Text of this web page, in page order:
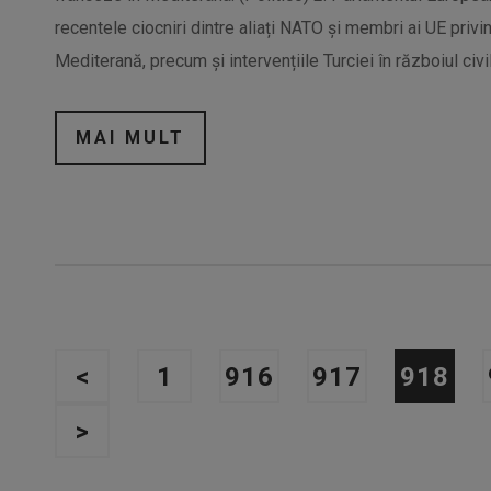
recentele ciocniri dintre aliați NATO și membri ai UE
Mediterană, precum și intervențiile Turciei în războiul
MAI MULT
< 1 916 917 918
>